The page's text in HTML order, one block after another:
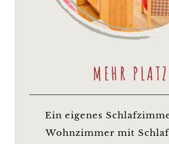
MEHR PLATZ
Ein eigenes
Wohnzimmer mit